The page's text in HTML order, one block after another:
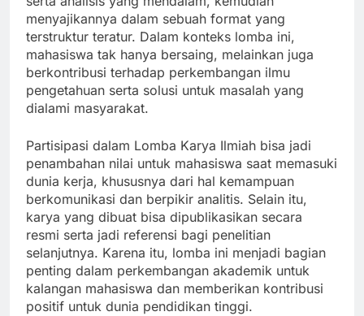
menyajikannya dalam sebuah format yang
terstruktur teratur. Dalam konteks lomba ini,
mahasiswa tak hanya bersaing, melainkan juga
berkontribusi terhadap perkembangan ilmu
pengetahuan serta solusi untuk masalah yang
dialami masyarakat.
Partisipasi dalam Lomba Karya Ilmiah bisa jadi
penambahan nilai untuk mahasiswa saat memasuki
dunia kerja, khususnya dari hal kemampuan
berkomunikasi dan berpikir analitis. Selain itu,
karya yang dibuat bisa dipublikasikan secara
resmi serta jadi referensi bagi penelitian
selanjutnya. Karena itu, lomba ini menjadi bagian
penting dalam perkembangan akademik untuk
kalangan mahasiswa dan memberikan kontribusi
positif untuk dunia pendidikan tinggi.